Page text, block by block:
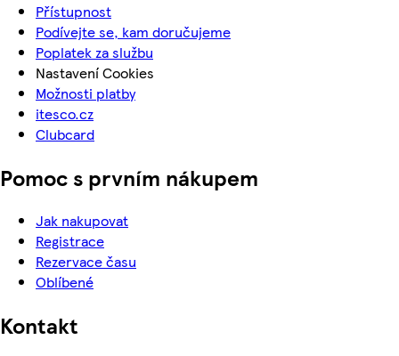
Přístupnost
Podívejte se, kam doručujeme
Poplatek za službu
Nastavení Cookies
Možnosti platby
itesco.cz
Clubcard
Pomoc s prvním nákupem
Jak nakupovat
Registrace
Rezervace času
Oblíbené
Kontakt